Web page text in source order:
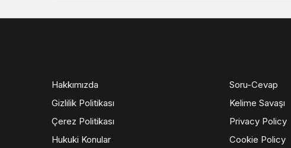
Hakkımızda
Gizlilik Politikası
Çerez Politikası
Hukuki Konular
Soru-Cevap
Kelime Savaşı
Privacy Policy
Cookie Policy